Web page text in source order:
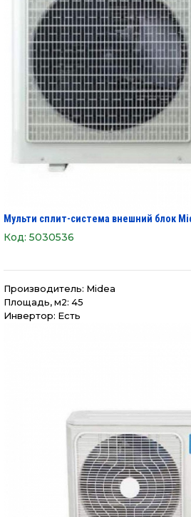
Мульти сплит-система внешний блок
Код: 5030536
Производитель: Midea
Площадь, м2: 45
Инвертор: Есть